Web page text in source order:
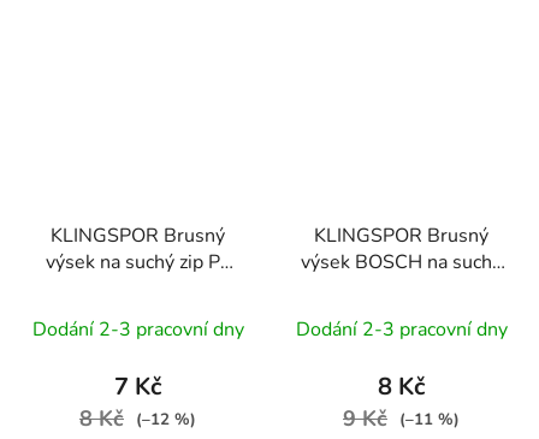
KLINGSPOR Brusný
výsek na suchý zip PL
Dodání 2-3 pracovní dny
7 Kč
8 Kč (–12 %)
KLINGSPOR Brusný
výsek BOSCH na suchý
zr. 100, GLS5
Dodání 2-3 pracovní dny
8 Kč
9 Kč (–11 %)